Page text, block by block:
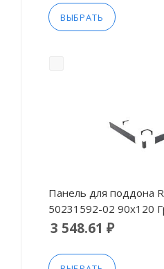
ВЫБРАТЬ
Панель для поддона
50231592-02 90х120
3 548.61 ₽